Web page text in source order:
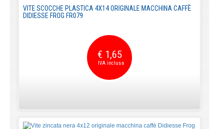
VITE SCOCCHE PLASTICA 4X14 ORIGINALE MACCHINA CAFFÈ
DIDIESSE FROG FR079
€ 1,65